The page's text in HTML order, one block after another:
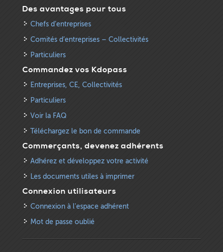
Des avantages pour tous
Chefs d’entreprises
Comités d’entreprises – Collectivités
Particuliers
Commandez vos Kdopass
Entreprises, CE, Collectivités
Particuliers
Voir la FAQ
Téléchargez le bon de commande
Commerçants, devenez adhérents
Adhérez et développez votre activité
Les documents utiles à imprimer
Connexion utilisateurs
Connexion à l'espace adhérent
Mot de passe oublié